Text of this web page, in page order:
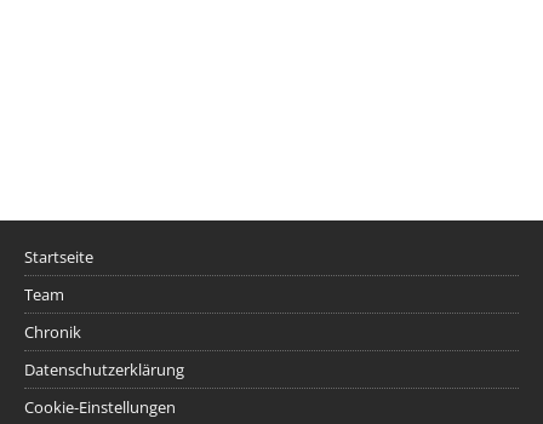
Startseite
Team
Chronik
Datenschutzerklärung
Cookie-Einstellungen